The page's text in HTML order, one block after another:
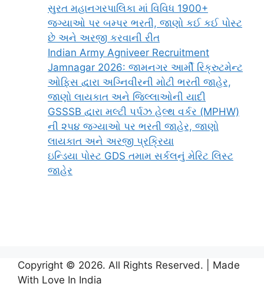
સુરત મહાનગરપાલિકા માં વિવિધ 1900+
જગ્યાઓ પર બમ્પર ભરતી, જાણો કઈ કઈ પોસ્ટ
છે અને અરજી કરવાની રીત
Indian Army Agniveer Recruitment
Jamnagar 2026: જામનગર આર્મી રિક્રુટમેન્ટ
ઓફિસ દ્વારા અગ્નિવીરની મોટી ભરતી જાહેર,
જાણો લાયકાત અને જિલ્લાઓની યાદી
GSSSB દ્વારા મલ્ટી પર્પઝ હેલ્થ વર્કર (MPHW)
ની ૨૫૪ જગ્યાઓ પર ભરતી જાહેર, જાણો
લાયકાત અને અરજી પ્રક્રિયા
ઇન્ડિયા પોસ્ટ GDS તમામ સર્કલનું મેરિટ લિસ્ટ
જાહેર
Copyright © 2026. All Rights Reserved. | Made
With Love In India